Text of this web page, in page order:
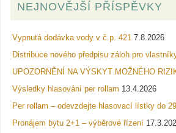
NEJNOVĚJŠÍ PŘÍSPĚVKY
Vypnutá dodávka vody v č.p. 421 7.8.2026
Distribuce nového předpisu záloh pro
UPOZORNĚNÍ NA VÝSKYT MOŽNÉHO
Výsledky hlasování per rollam 13.4.2026
Per rollam – odevzdejte hlasovací lístky do
Pronájem bytu 2+1 – výběrové řízení